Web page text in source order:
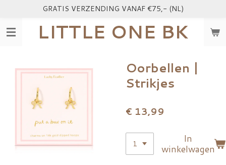
naar
LITTLE ONE BK
GRATIS VERZENDING VANAF €75,- (NL)
Oorbellen |
Strikjes
€ 13,99
In
winkelwagen